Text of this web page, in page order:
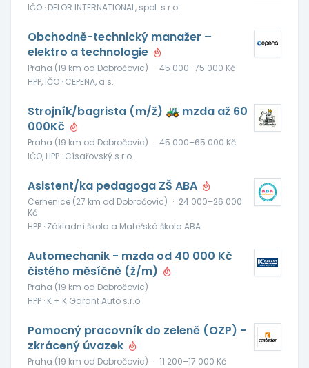
IČO · DELOR INTERNATIONAL, spol. s r.o.
Obchodně-technický manažer –
elektro a technologie
Praha (19 km od Dobročovic) · 45 000–75 000 Kč
HPP, IČO · CEPENA, a.s.
Strojník/bagrista (m/ž) 🚜 mzda až 60
000Kč
Praha (19 km od Dobročovic) · 45 000–65 000 Kč
IČO, HPP · Císařovský s.r.o.
Asistent/ka pedagoga ZŠ ABA
Cerhenice (27 km od Dobročovic) · 24 000–26 000
Kč
HPP · Základní škola a Mateřská škola ABA
Automechanik - mzda od 40 000 Kč
čistého měsíčně (ž/m)
Praha (19 km od Dobročovic)
HPP · K + K Garant Auto s.r.o.
Pomocný pracovník do zeleně (OZP) -
zkrácený úvazek
Praha (19 km od Dobročovic) · 11 200–17 000 Kč